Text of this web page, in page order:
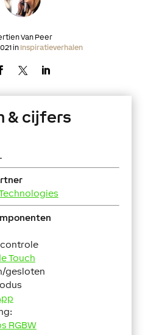
Van Peer
in Inspiratieverhalen
& cijfers
Touch
gesloten
RGBW